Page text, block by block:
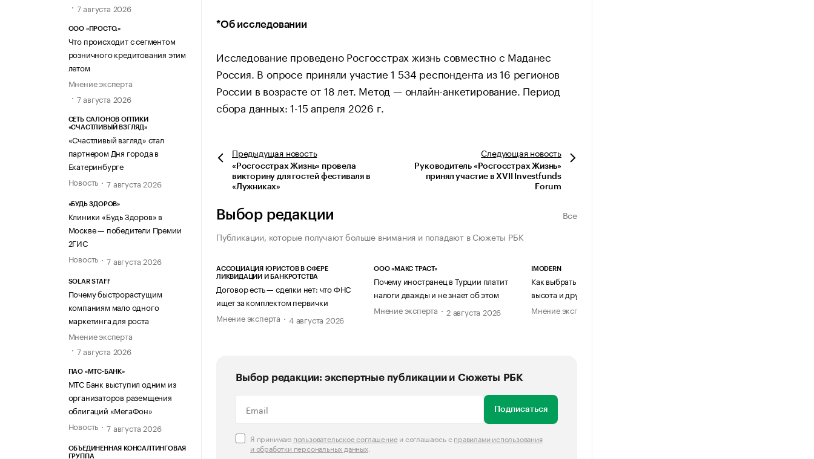
7 августа 2026
ООО «ПРОСТО.»
Что происходит с сегментом
розничного кредитования этим
летом
Мнение эксперта
7 августа 2026
СЕТЬ САЛОНОВ ОПТИКИ
«СЧАСТЛИВЫЙ ВЗГЛЯД»
«Счастливый взгляд» стал
партнером Дня города в
Екатеринбурге
Новость
7 августа 2026
«БУДЬ ЗДОРОВ»
Клиники «Будь Здоров» в
Москве — победители Премии
2ГИС
Новость
7 августа 2026
SOLAR STAFF
Почему быстрорастущим
компаниям мало одного
маркетинга для роста
Мнение эксперта
7 августа 2026
ПАО «МТС-БАНК»
МТС Банк выступил одним из
организаторов раземщения
облигаций «МегаФон»
Новость
7 августа 2026
ОБЪЕДИНЕННАЯ КОНСАЛТИНГОВАЯ
ГРУППА
*Об исследовании
Исследование проведено Росгосстрах жизнь совместно с Маданес
Россия. В опросе приняли участие 1 534 респондента из 16 регионов
России в возрасте от 18 лет. Метод — онлайн-анкетирование. Период
сбора данных: 1-15 апреля 2026 г.
Предыдущая новость
«Росгосстрах Жизнь» провела
викторину для гостей фестиваля в
«Лужниках»
Следующаяновость
Руководитель «Росгосстрах Жизнь»
принял участие в XVII Investfunds
Forum
Выбор редакции
Все
Публикации, которые получают больше внимания и попадают в Сюжеты РБК
АССОЦИАЦИЯ ЮРИСТОВ В СФЕРЕ
ЛИКВИДАЦИИ И БАНКРОТСТВА
Договор есть — сделки нет: что ФНС
ищет за комплектом первички
Мнение эксперта
4 августа 2026
ООО «МАКС ТРАСТ»
Почему иностранец в Турции платит
налоги дважды и не знает об этом
Мнение эксперта
2 августа 2026
IMODERN
Как выбрать журнальный столик:
высота и другие ключевые параметры
Мнение эксперта
Выбор редакции: экспертные публикации и Сюжеты РБК
Подписаться
Я принимаю пользовательское соглашениеи соглашаюсь с правилами использования
и обработки персональных данных.